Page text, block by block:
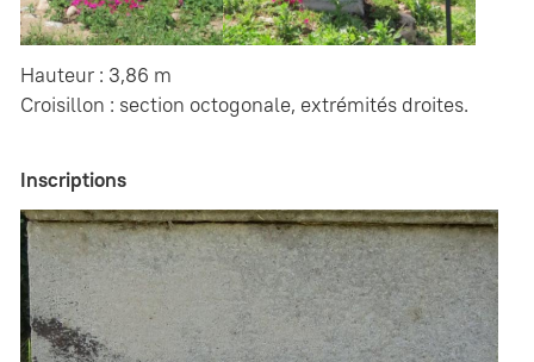
Hauteur : 3,86 m
Croisillon : section octogonale, extrémités droites.
Inscriptions